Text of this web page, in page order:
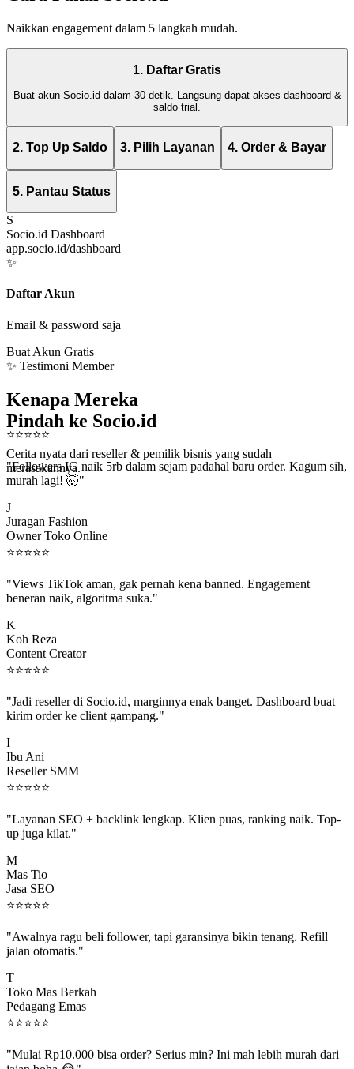
Naikkan engagement dalam 5 langkah mudah.
1. Daftar Gratis
Buat akun Socio.id dalam 30 detik. Langsung dapat akses dashboard &
saldo trial.
2. Top Up Saldo 3. Pilih Layanan 4. Order & Bayar
5. Pantau Status
S
Socio.id Dashboard
app.socio.id/dashboard
✨
Daftar Akun
Email & password saja
Buat Akun Gratis
✨ Testimoni Member
Kenapa Mereka
Pindah ke Socio.id
Cerita nyata dari reseller & pemilik bisnis yang sudah
merasakannya.
⭐⭐⭐⭐⭐
"Followers IG naik 5rb dalam sejam padahal baru order. Kagum sih,
murah lagi! 🤯"
Juragan Fashion
Owner Toko Online
⭐⭐⭐⭐ ⭐
beneran naik, algoritma suka."
Koh Reza
Content Creator
⭐⭐⭐⭐⭐
kirim order ke client gampang."
Ibu Ani
Reseller SMM
⭐⭐⭐⭐⭐
up juga kilat."
Mas Tio
Jasa SEO
⭐⭐⭐⭐⭐
jalan otomatis."
Toko Mas Berkah
Pedagang Emas
⭐⭐⭐⭐⭐
jajan boba 😂"